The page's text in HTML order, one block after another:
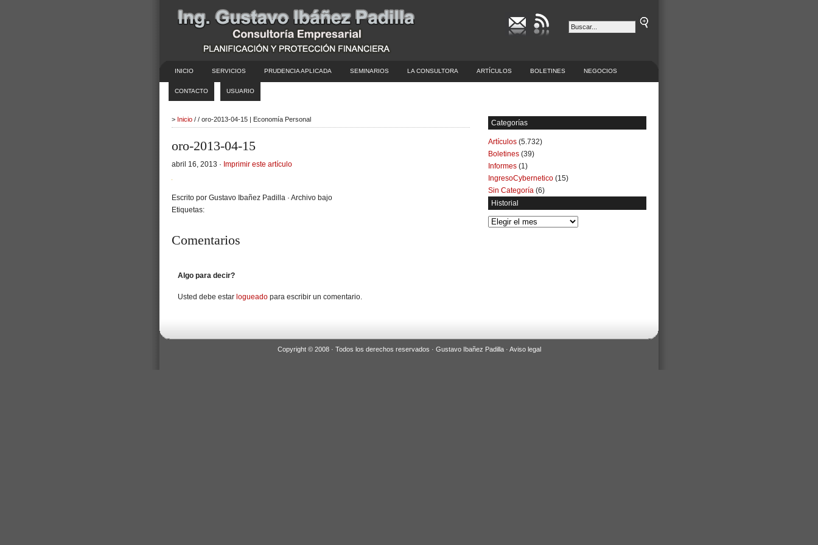
INICIO SERVICIOS PRUDENCIA APLICADA SEMINARIOS LA CONSULTORA ARTÍCULOS BOLETINES NEGOCIOS
CONTACTO USUARIO
> Inicio / / oro-2013-04-15 | Economía Personal
oro-2013-04-15
abril 16, 2013 · Imprimir este artículo
Escrito por Gustavo Ibañez Padilla · Archivo bajo
Etiquetas:
Comentarios
Algo para decir?
Usted debe estar logueado para escribir un comentario.
Categorías
Artículos (5.732)
Boletines (39)
Informes (1)
IngresoCybernetico (15)
Sin Categoría (6)
Historial
Historial
Copyright © 2008 · Todos los derechos reservados · Gustavo Ibañez Padilla · Aviso legal